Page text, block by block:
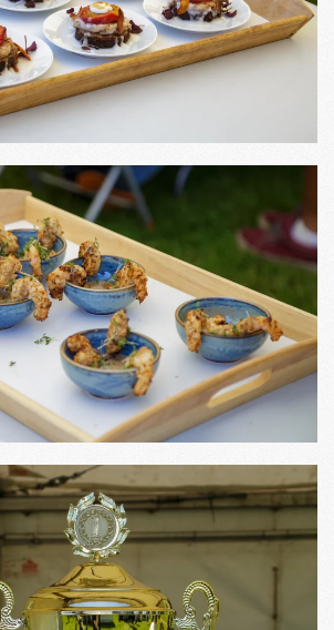
SE STÖRRE BILD
SE STÖRRE BILD